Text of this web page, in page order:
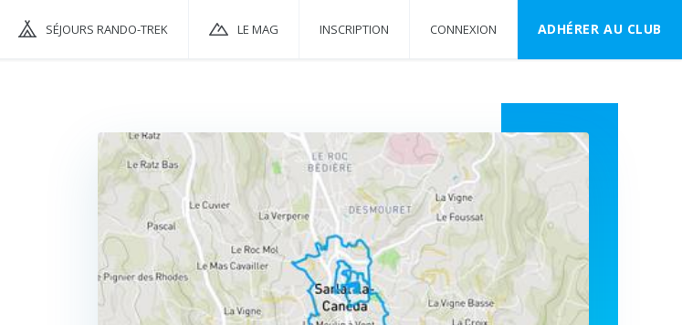
SÉJOURS RANDO-TREK LE MAG INSCRIPTION CONNEXION ADHÉRER AU CLUB